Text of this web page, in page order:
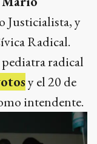
Justicialista, y
Radical.
radical
y el 20 de
intendente.